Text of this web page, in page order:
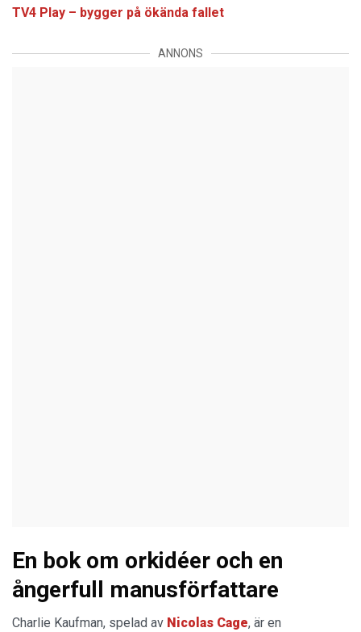
TV4 Play – bygger på ökända fallet
ANNONS
En bok om orkidéer och en
ångerfull manusförfattare
Charlie Kaufman, spelad av Nicolas Cage, är en